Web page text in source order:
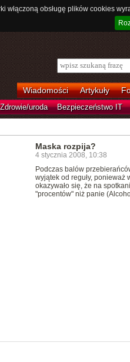
obsługę plików cookies
Wiadomości Artykuły
Zdrowie/uroda Bezpieczeństwo IT
Maska rozpija?
4 stycznia 2008, 10:38
Podczas balów
wyjątek od reguły, ponieważ
okazywało się, że na
"procentów" niż panie